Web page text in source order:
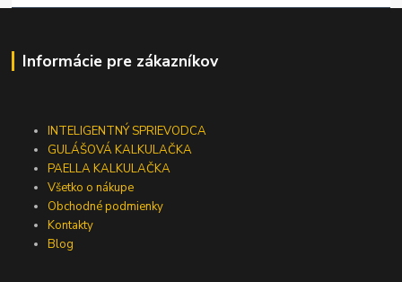
Informácie pre zákazníkov
INTELIGENTNÝ SPRIEVODCA
GULÁŠOVÁ KALKULAČKA
PAELLA KALKULAČKA
Všetko o nákupe
Obchodné podmienky
Kontakty
Blog